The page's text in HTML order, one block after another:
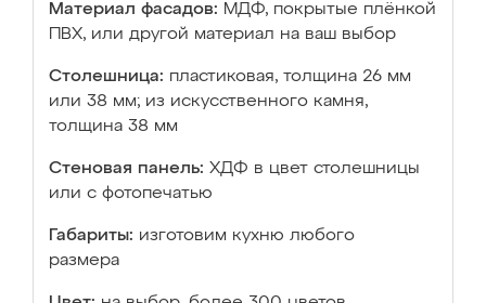
Материал фасадов: МДФ, покрытые плёнкой
ПВХ, или другой материал на ваш выбор
Столешница: пластиковая, толщина 26 мм
или 38 мм; из искусственного камня,
толщина 38 мм
Стеновая панель: ХДФ в цвет столешницы
или с фотопечатью
Габариты: изготовим кухню любого
размера